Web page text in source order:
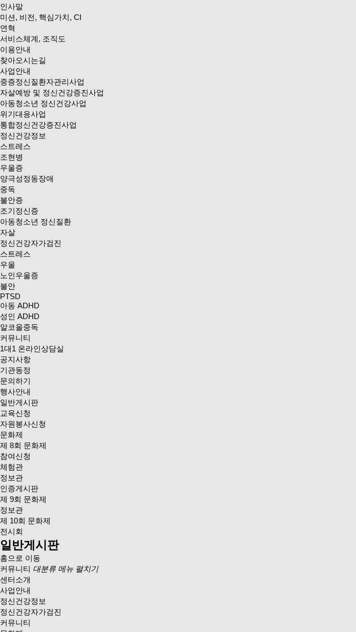
인사말
미션, 비전, 핵심가치, CI
연혁
서비스체계, 조직도
이용안내
찾아오시는길
사업안내
중증정신질환자관리사업
자살예방 및 정신건강증진사업
아동청소년 정신건강사업
위기대응사업
통합정신건강증진사업
정신건강정보
스트레스
조현병
우울증
양극성정동장애
중독
불안증
조기정신증
아동청소년 정신질환
자살
정신건강자가검진
스트레스
우울
노인우울증
불안
PTSD
아동 ADHD
성인 ADHD
알코올중독
커뮤니티
1대1 온라인상담실
공지사항
기관동정
문의하기
행사안내
일반게시판
교육신청
자원봉사신청
문화제
제 8회 문화제
참여신청
체험관
정보관
인증게시판
제 9회 문화제
정보관
제 10회 문화제
전시회
일반게시판
홈으로 이동
커뮤니티 대분류 메뉴 펼치기
센터소개
사업안내
정신건강정보
정신건강자가검진
커뮤니티